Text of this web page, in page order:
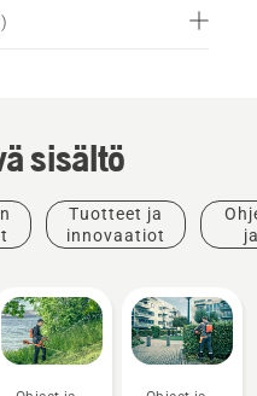
)
sisältö
Tuotteet ja
innovaatiot